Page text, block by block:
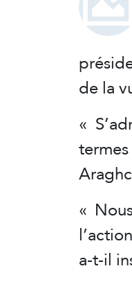
de la
«
«
a-t-il